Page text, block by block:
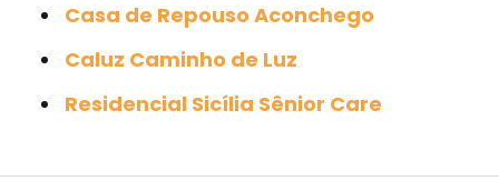
Casa de Repouso Aconchego
Caluz Caminho de Luz
Residencial Sicília Sênior Care